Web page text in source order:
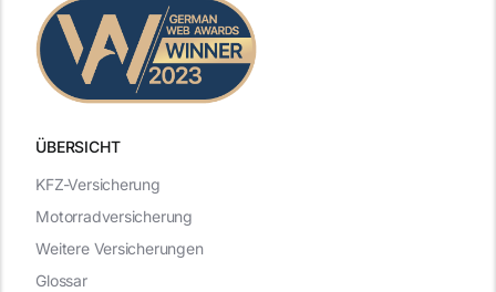
ÜBERSICHT
KFZ-Versicherung
Motorradversicherung
Weitere Versicherungen
Glossar